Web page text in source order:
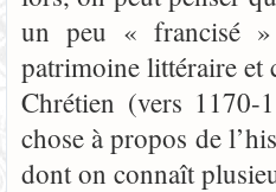
un peu « francisé
patrimoine littéraire et
Chrétien (vers
chose à propos de
dont on connaît